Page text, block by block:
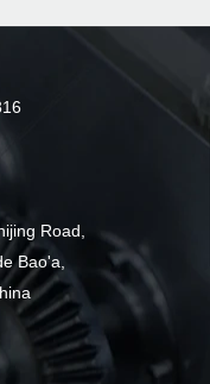
Road,
Bao'a,